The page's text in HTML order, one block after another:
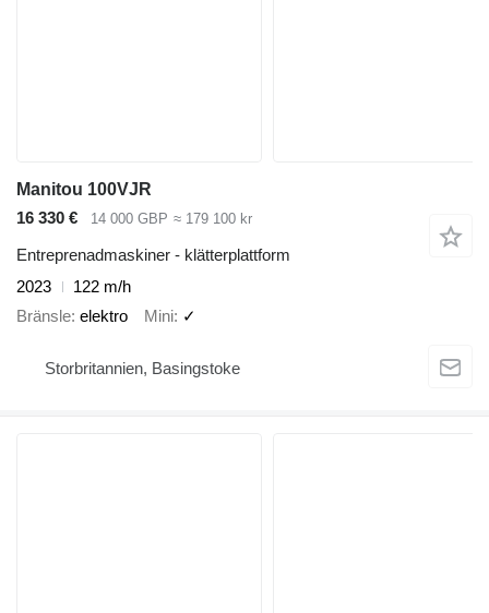
Manitou 100VJR
16 330 €
14 000 GBP ≈ 179 100 kr
Entreprenadmaskiner - klätterplattform
2023
122 m/h
Bränsle elektro Mini ✓
Storbritannien, Basingstoke